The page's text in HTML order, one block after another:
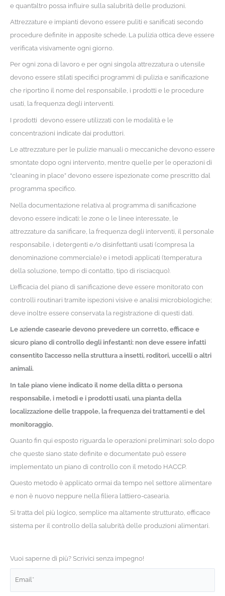
e quant’altro possa influire sulla salubrità delle produzioni.
Attrezzature e impianti devono essere puliti e sanificati secondo
procedure definite in apposite schede. La pulizia ottica deve essere
verificata visivamente ogni giorno.
Per ogni zona di lavoro e per ogni singola attrezzatura o utensile
devono essere stilati specifici programmi di pulizia e sanificazione
che riportino il nome del responsabile, i prodotti e le procedure
usati, la frequenza degli interventi.
I prodotti devono essere utilizzati con le modalità e le
concentrazioni indicate dai produttori.
Le attrezzature per le pulizie manuali o meccaniche devono essere
smontate dopo ogni intervento, mentre quelle per le operazioni di
“cleaning in place” devono essere ispezionate come prescritto dal
programma specifico.
Nella documentazione relativa al programma di sanificazione
devono essere indicati: le zone o le linee interessate, le
attrezzature da sanificare, la frequenza degli interventi, il personale
responsabile, i detergenti e/o disinfettanti usati (compresa la
denominazione commerciale) e i metodi applicati (temperatura
della soluzione, tempo di contatto, tipo di risciacquo).
L’efficacia del piano di sanificazione deve essere monitorato con
controlli routinari tramite ispezioni visive e analisi microbiologiche;
deve inoltre essere conservata la registrazione di questi dati.
Le aziende casearie devono prevedere un corretto, efficace e
sicuro piano di controllo degli infestanti: non deve essere infatti
consentito l’accesso nella struttura a insetti, roditori, uccelli o altri
animali.
In tale piano viene indicato il nome della ditta o persona
responsabile, i metodi e i prodotti usati, una pianta della
localizzazione delle trappole, la frequenza dei trattamenti e del
monitoraggio.
Quanto fin qui esposto riguarda le operazioni preliminari: solo dopo
che queste siano state definite e documentate può essere
implementato un piano di controllo con il metodo HACCP.
Questo metodo è applicato ormai da tempo nel settore alimentare
e non è nuovo neppure nella filiera lattiero-casearia.
Si tratta del più logico, semplice ma altamente strutturato, efficace
sistema per il controllo della salubrità delle produzioni alimentari.
Vuoi saperne di più? Scrivici senza impegno!